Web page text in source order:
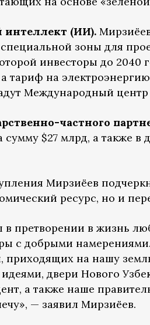
интеллект (ИИ).
зоны для
инвесторы до 2040
тариф на электроэнергию
Международный
частного
$27 млрд, а также в
Мирзиёев
ресурс, но и
в претворении в жизнь
с добрыми
приходящих на нашу
двери Нового
а также наше
— заявил Мирзиёев.